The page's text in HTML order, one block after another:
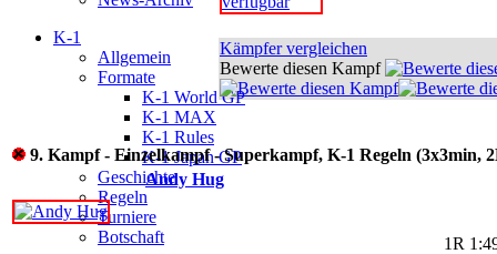
K-1
Allgemein
Formate
K-1 World GP
K-1 MAX
K-1 Rules
K-1 Japan GP
Geschichte
Regeln
Turniere
Botschaft
Kämpfer vergleichen
Bewerte diesen Kampf
9. Kampf - Einzelkampf - Superkampf, K-1 Regeln (3x3min,
Andy Hug
1R